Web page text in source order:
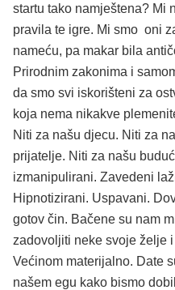
startu tako namještena? Mi
pravila te igre. Mi smo oni
nameću, pa makar bila
Prirodnim zakonima i
da smo svi iskorišteni za
koja nema nikakve
Niti za našu djecu. Niti za
prijatelje. Niti za našu
izmanipulirani. Zavedeni
Hipnotizirani. Uspavani.
gotov čin. Bačene su nam
zadovoljiti neke svoje želje
Većinom materijalno. Date
našem egu kako bismo